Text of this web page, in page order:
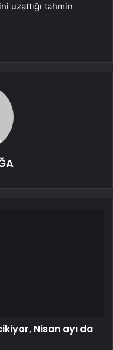
uzattığı tahmin
Nisan ayı da